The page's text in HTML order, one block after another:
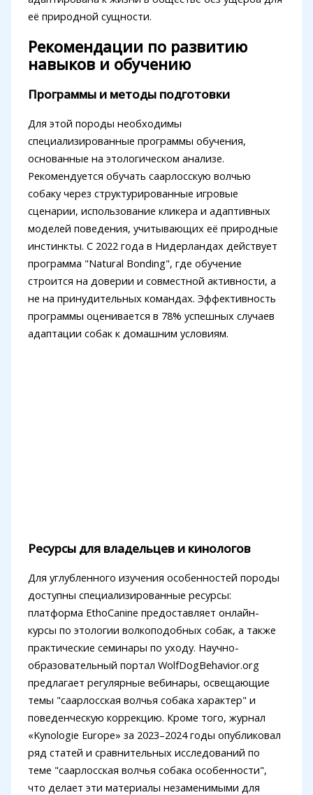
её природной сущности.
Рекомендации по развитию
навыков и обучению
Программы и методы подготовки
Для этой породы необходимы
специализированные программы обучения,
основанные на этологическом анализе.
Рекомендуется обучать саарлосскую волчью
собаку через структурированные игровые
сценарии, использование кликера и адаптивных
моделей поведения, учитывающих её природные
инстинкты. С 2022 года в Нидерландах действует
программа "Natural Bonding", где обучение
строится на доверии и совместной активности, а
не на принудительных командах. Эффективность
программы оценивается в 78% успешных случаев
адаптации собак к домашним условиям.
Ресурсы для владельцев и кинологов
Для углубленного изучения особенностей породы
доступны специализированные ресурсы:
платформа EthoCanine предоставляет онлайн-
курсы по этологии волкоподобных собак, а также
практические семинары по уходу. Научно-
образовательный портал WolfDogBehavior.org
предлагает регулярные вебинары, освещающие
темы "саарлосская волчья собака характер" и
поведенческую коррекцию. Кроме того, журнал
«Kynologie Europe» за 2023–2024 годы опубликовал
ряд статей и сравнительных исследований по
теме "саарлосская волчья собака особенности",
что делает эти материалы незаменимыми для